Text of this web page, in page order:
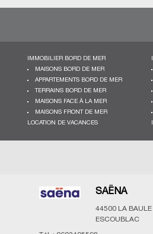
IMMOBILIER BORD DE MER
MAISONS BORD DE MER
APPARTEMENTS BORD DE MER
TERRAINS BORD DE MER
MAISONS FACE À LA MER
MAISONS FRONT DE MER
LOCATION DE VACANCES
SAËNA
44500 LA BAULE
ESCOUBLAC